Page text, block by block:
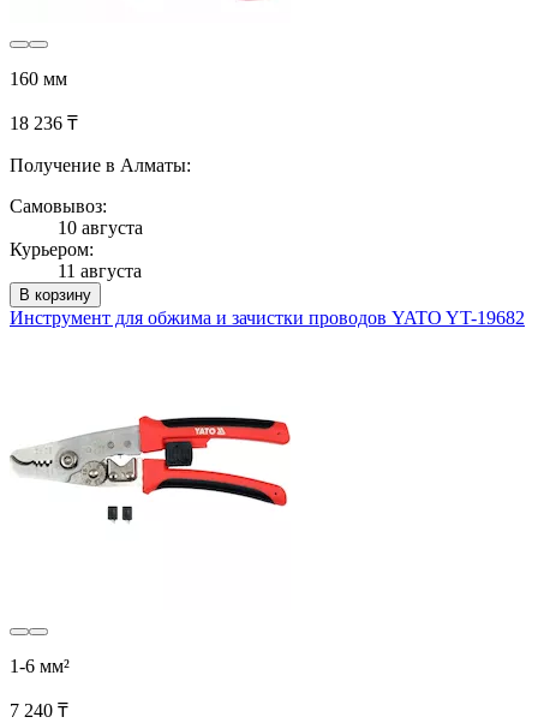
160 мм
18 236 ₸
Получение в Алматы:
Самовывоз:
10 августа
Курьером:
11 августа
В корзину
Инструмент для обжима и зачистки проводов YATO YT-19682
1-6 мм²
7 240 ₸